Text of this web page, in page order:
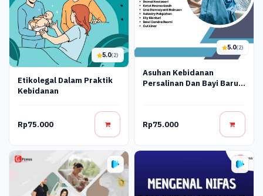
5.0(2)
Etikolegal Dalam Praktik
Kebidanan
Rp75.000
5.0(2)
Asuhan Kebidanan
Persalinan Dan Bayi Baru
Rp75.000